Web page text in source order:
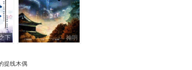
下 神明
提线木偶